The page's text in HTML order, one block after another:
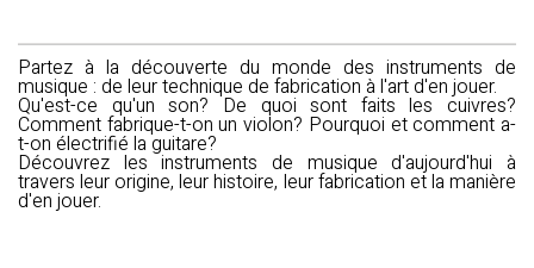
Partez à la découverte du monde des instruments de
musique : de leur technique de fabrication à l'art d'en jouer.
Qu'est-ce qu'un son? De quoi sont faits les cuivres?
Comment fabrique-t-on un violon? Pourquoi et comment a-
t-on électrifié la guitare?
Découvrez les instruments de musique d'aujourd'hui à
travers leur origine, leur histoire, leur fabrication et la manière
d'en jouer.